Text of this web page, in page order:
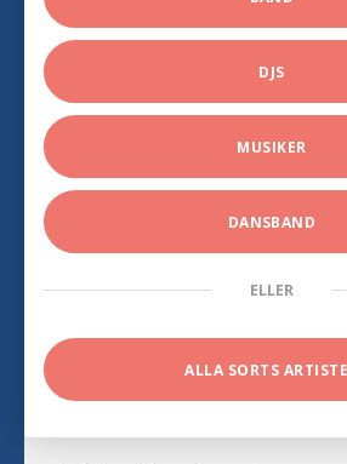
DJS
MUSIKER
DANSBAND
ELLER
ALLA SORTS